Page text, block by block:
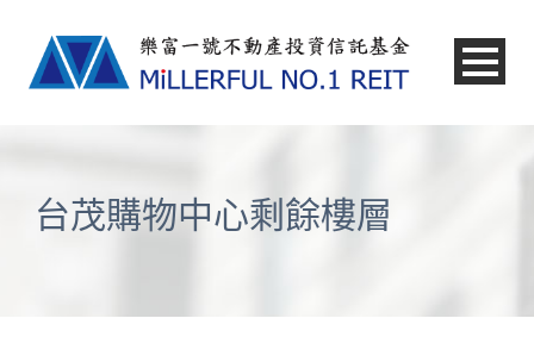
台茂購物中心剩餘樓層